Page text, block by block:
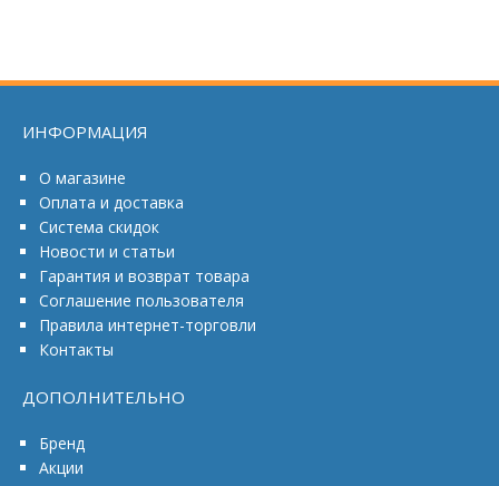
ИНФОРМАЦИЯ
О магазине
Оплата и доставка
Система скидок
Новости и статьи
Гарантия и возврат товара
Соглашение пользователя
Правила интернет-торговли
Контакты
ДОПОЛНИТЕЛЬНО
Бренд
Акции